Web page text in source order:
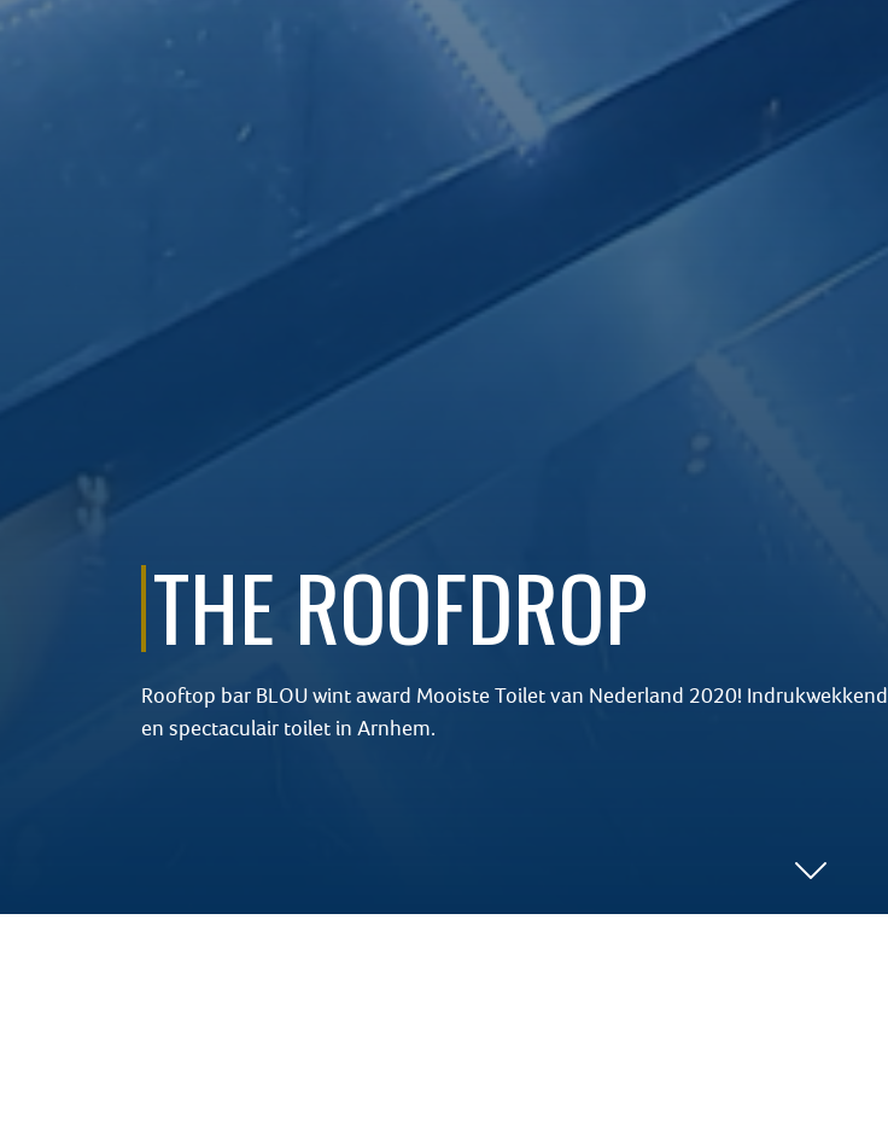
THE ROOFDROP
Rooftop bar BLOU wint award Mooiste Toilet van Nederland 2020! Indrukwekkend
en spectaculair toilet in Arnhem.